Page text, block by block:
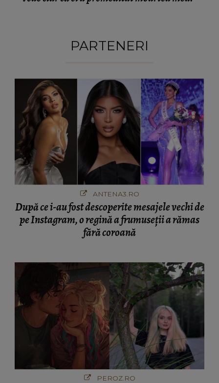
PARTENERI
ANTENA3.RO
După ce i-au fost descoperite mesajele vechi de
pe Instagram, o regină a frumuseții a rămas
fără coroană
PEROZ.RO